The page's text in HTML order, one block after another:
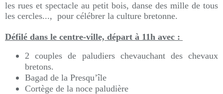
les rues et spectacle au petit bois, danse des mille de tous
les cercles..., pour célébrer la culture bretonne.
Défilé dans le centre-ville, départ à 11h avec :
2 couples de paludiers chevauchant des chevaux
bretons.
Bagad de la Presqu’île
Cortège de la noce paludière